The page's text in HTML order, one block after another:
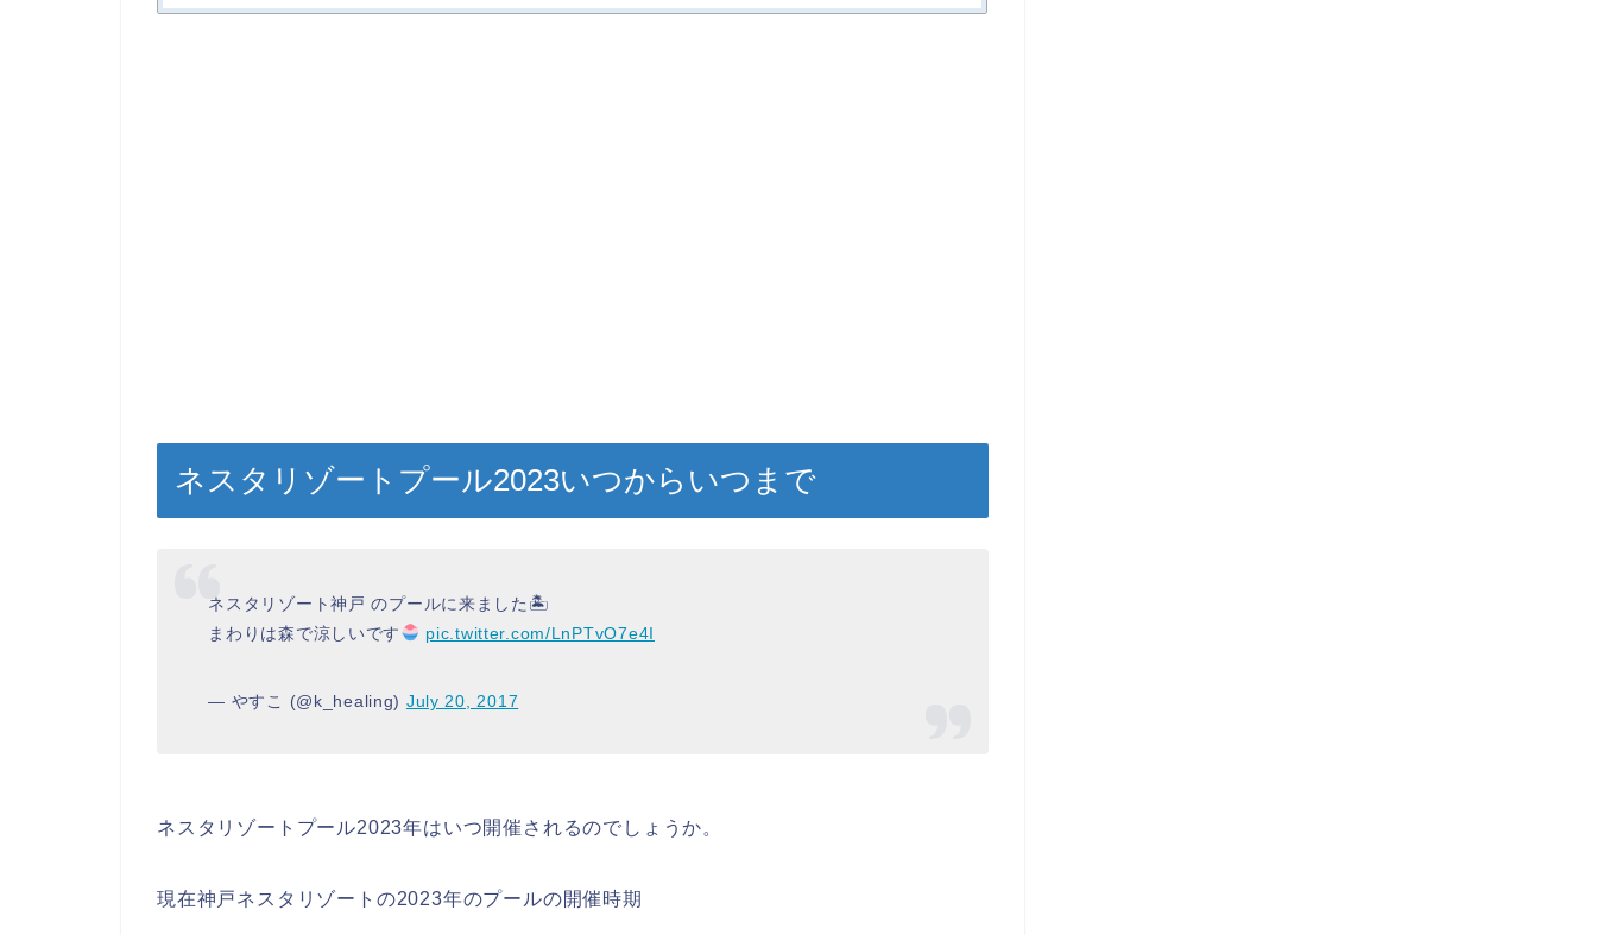
ネスタリゾートプール2023いつからいつまで
ネスタリゾート神戸 のプールに来ました🏝
まわりは森で涼しいです
pic.twitter.com/LnPTvO7e4I
— やすこ (@k_healing) July 20, 2017
ネスタリゾートプール2023年はいつ開催されるのでしょうか。
現在神戸ネスタリゾートの2023年のプールの開催時期